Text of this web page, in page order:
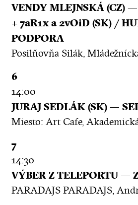
VENDY MLEJNSKÁ (CZ)
+ 7aR1x a 2vOiD (SK) /
PODPORA
Posilňovňa Silák,
6
14:00
JURAJ SEDLÁK (SK) —
Miesto: Art Cafe,
7
14:30
VÝBER Z TELEPORTU —
PARADAJS PARADAJS,